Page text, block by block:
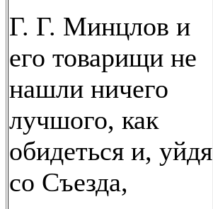
Г. Г. Минцлов и
его товарищи не
нашли ничего
лучшого, как
обидеться и, уйдя
со Съезда,